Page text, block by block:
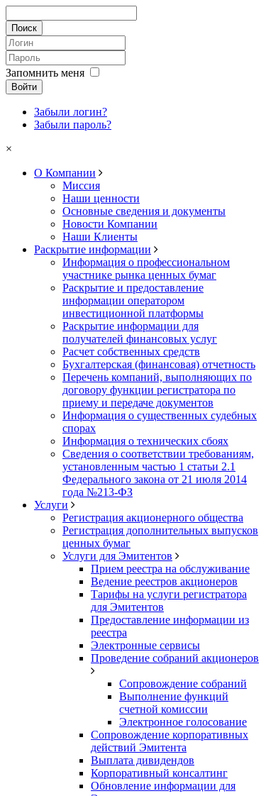
Запомнить меня
Войти
Забыли логин?
Забыли пароль?
×
О Компании
Миссия
Наши ценности
Основные сведения и документы
Новости Компании
Наши Клиенты
Раскрытие информации
Информация о профессиональном
участнике рынка ценных бумаг
Раскрытие и предоставление
информации оператором
инвестиционной платформы
Раскрытие информации для
получателей финансовых услуг
Расчет собственных средств
Бухгалтерская (финансовая) отчетность
Перечень компаний, выполняющих по
договору функции регистратора по
приему и передаче документов
Информация о существенных судебных
спорах
Информация о технических сбоях
Сведения о соответствии требованиям,
установленным частью 1 статьи 2.1
Федерального закона от 21 июля 2014
года №213-ФЗ
Услуги
Регистрация акционерного общества
Регистрация дополнительных выпусков
ценных бумаг
Услуги для Эмитентов
Прием реестра на обслуживание
Ведение реестров акционеров
Тарифы на услуги регистратора
для Эмитентов
Предоставление информации из
реестра
Электронные сервисы
Проведение собраний акционеров
Сопровождение собраний
Выполнение функций
счетной комиссии
Электронное голосование
Сопровождение корпоративных
действий Эмитента
Выплата дивидендов
Корпоративный консалтинг
Обновление информации для